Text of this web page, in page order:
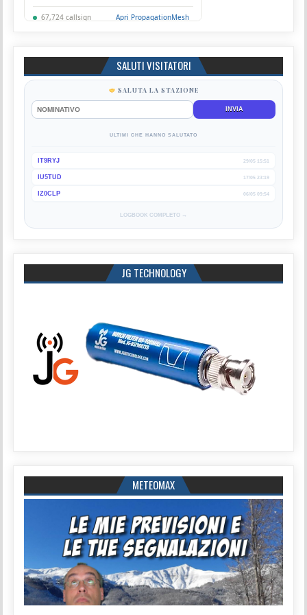
SALUTI VISITATORI
SALUTA LA STAZIONE
INVIA
ULTIMI CHE HANNO SALUTATO
IT9RYJ 29/05 15:51
IU5TUD 17/05 23:19
IZ0CLP 06/05 09:54
LOGBOOK COMPLETO →
JG TECHNOLOGY
METEOMAX